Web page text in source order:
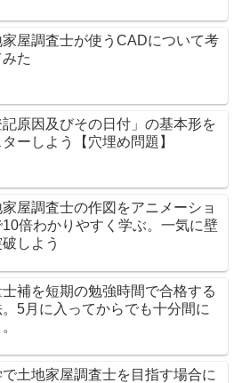
家屋調査士が使うCADについて考
みた
記原因及びその日付」の基本形を
ーしよう【穴埋め問題】
家屋調査士の作図をアニメーショ
10倍わかりやすく学ぶ。一気に壁
しよう
補を短期の勉強時間で合格する
。5月に入ってからでも十分間に
土地家屋調査士を目指す場合に